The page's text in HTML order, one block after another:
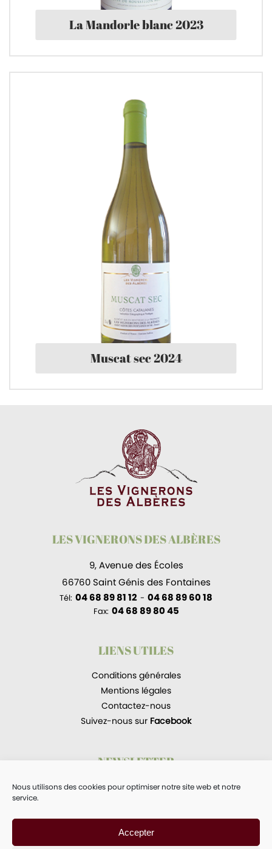
Nous utilisons des cookies pour optimiser notre site web et notre
service.
Accepter
La Mandorle blanc 2023
Muscat sec 2024
LES VIGNERONS DES ALBÈRES
9, Avenue des Écoles
66760 Saint Génis des Fontaines
Tél: 04 68 89 81 12 - 04 68 89 60 18
Fax: 04 68 89 80 45
LIENS UTILES
Conditions générales
Mentions légales
Contactez-nous
Suivez-nous sur Facebook
NEWSLETTER